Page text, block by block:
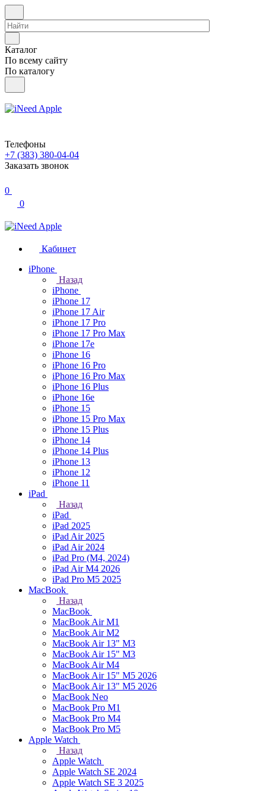
Каталог
По всему сайту
По каталогу
Телефоны
+7 (383) 380-04-04
Заказать звонок
0
0
Кабинет
iPhone
Назад
iPhone
iPhone 17
iPhone 17 Air
iPhone 17 Pro
iPhone 17 Pro Max
iPhone 17e
iPhone 16
iPhone 16 Pro
iPhone 16 Pro Max
iPhone 16 Plus
iPhone 16e
iPhone 15
iPhone 15 Pro Max
iPhone 15 Plus
iPhone 14
iPhone 14 Plus
iPhone 13
iPhone 12
iPhone 11
iPad
Назад
iPad
iPad 2025
iPad Air 2025
iPad Air 2024
iPad Pro (M4, 2024)
iPad Air M4 2026
iPad Pro M5 2025
MacBook
Назад
MacBook
MacBook Air M1
MacBook Air M2
MacBook Air 13" M3
MacBook Air 15" M3
MacBook Air M4
MacBook Air 15" М5 2026
MacBook Air 13" М5 2026
MacBook Neo
MacBook Pro M1
MacBook Pro M4
MacBook Pro M5
Apple Watch
Назад
Apple Watch
Apple Watch SE 2024
Apple Watch SE 3 2025